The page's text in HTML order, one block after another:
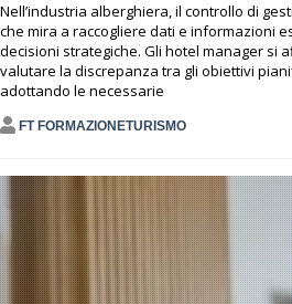
Nell’industria alberghiera, il controllo di
che mira a raccogliere dati e informazioni
decisioni strategiche. Gli hotel manager si
valutare la discrepanza tra gli obiettivi
adottando le necessarie
FT FORMAZIONETURISMO